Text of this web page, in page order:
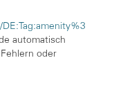
automatisch
oder